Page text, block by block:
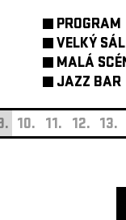
PROGRAM
VELKÝ SÁL
MALÁ
JAZZ BAR
10. 11. 12. 13.